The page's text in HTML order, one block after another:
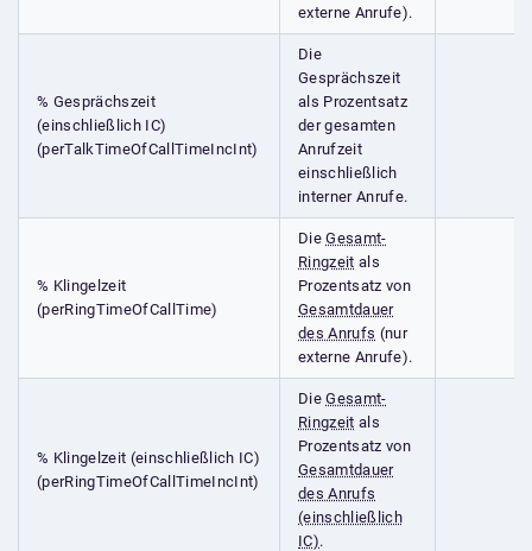
externe Anrufe).
% Gesprächszeit
(einschließlich IC)
(perTalkTimeOfCallTimeIncInt)
Die
Gesprächszeit
als Prozentsatz
der gesamten
Anrufzeit
einschließlich
interner Anrufe.
% Klingelzeit
(perRingTimeOfCallTime)
DieGesamt-
Ringzeit als
Prozentsatz von
Gesamtdauer
des Anrufs (nur
externe Anrufe).
% Klingelzeit (einschließlich IC)
(perRingTimeOfCallTimeIncInt)
DieGesamt-
Ringzeit als
Prozentsatz von
Gesamtdauer
des Anrufs
(einschließlich
IC).